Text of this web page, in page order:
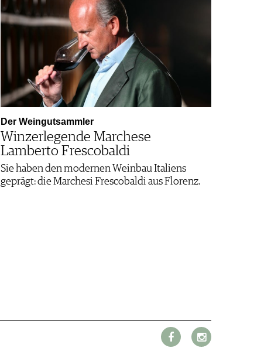
Der Weingutsammler
Winzerlegende Marchese
Lamberto Frescobaldi
Sie haben den modernen Weinbau Italiens
geprägt: die Marchesi Frescobaldi aus Florenz.